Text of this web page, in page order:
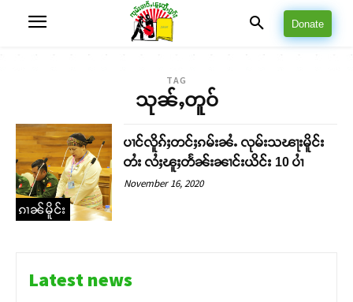
Donate
TAG
သုၼ်ႇတူဝ်
ၵၢၼ်မိူင်း
ပၢင်လိူၵ်ႈတင်ႈၵမ်းၼႆႉ လုမ်းသၽႃးမိူင်း
တႆး လႆႈၽူႈတႅၼ်းၼၢင်းယိင်း 10 ပၢႆ
November 16, 2020
Latest news